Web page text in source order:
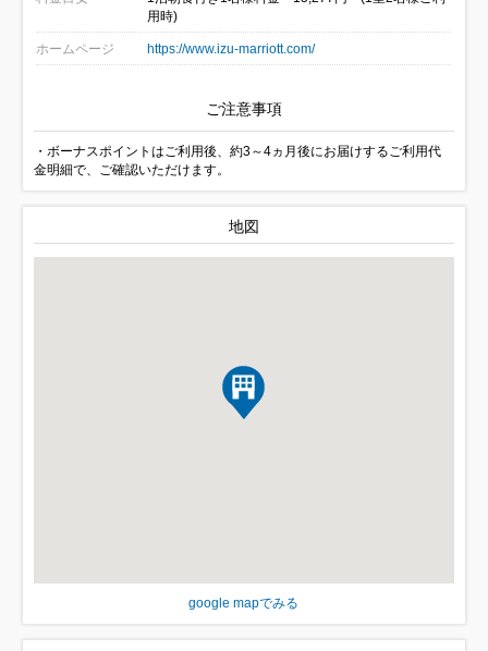
用時)
ホームページ https://www.izu-marriott.com/
ご注意事項
・ボーナスポイントはご利用後、約3～4ヵ月後にお届けするご利用代
金明細で、ご確認いただけます。
地図
google mapでみる